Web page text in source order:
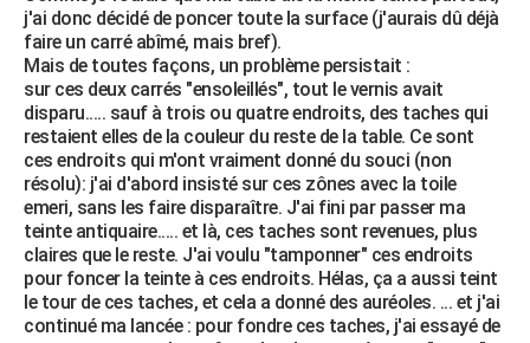
j'ai donc décidé de poncer toute la surface (j'aurais dû déjà
faire un carré abîmé, mais bref).
Mais de toutes façons, un problème persistait :
sur ces deux carrés "ensoleillés", tout le vernis avait
disparu..... sauf à trois ou quatre endroits, des taches qui
restaient elles de la couleur du reste de la table. Ce sont
ces endroits qui m'ont vraiment donné du souci (non
résolu): j'ai d'abord insisté sur ces zônes avec la toile
emeri, sans les faire disparaître. J'ai fini par passer ma
teinte antiquaire..... et là, ces taches sont revenues, plus
claires que le reste. J'ai voulu "tamponner" ces endroits
pour foncer la teinte à ces endroits. Hélas, ça a aussi teint
le tour de ces taches, et cela a donné des auréoles. ... et j'ai
continué ma lancée : pour fondre ces taches, j'ai essayé de